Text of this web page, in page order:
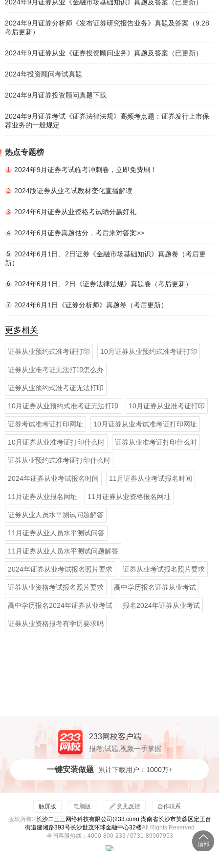
2024年9月证券从业《金融市场基础知识》真题及答案（已更新）
2024年9月证券分析师《发布证券研究报告业务》真题及答案（9.28
考后更新）
2024年9月证券从业《证券投资顾问业务》真题及答案（已更新）
2024年投资顾问考试真题
2024年9月证券投资顾问真题下载
2024年9月证券考试《证券法律法规》高频考点题：证券发行上市保
荐业务的一般规定
热点专题榜
1 2024年9月证券考试临考冲刺卷，立即免费刷！
2 2024版证券从业考试教材变化直播解读
3 2024年6月证券从业资格考试晒分赢好礼
4 2024年6月证券真题估分，考后来对答案>>
5
2024年6月1日、2日证券《金融市场基础知识》真题卷（考后更
新）
6 2024年6月1日、2日《证券法律法规》真题卷（考后更新）
7 2024年6月1日《证券分析师》真题卷（考后更新）
更多相关
证券从业预约式准考证打印 10月证券从业预约式准考证打印
证券从业准考证无法打印怎么办
证券从业预约式准考证无法打印
10月证券从业预约式准考证无法打印 10月证券从业准考证打印
证券考试准考证打印网址 10月证券从业考试准考证打印网址
10月证券从业准考证打印什么时 证券从业准考证打印什么时
证券从业预约式准考证打印什么时
2024年证券从业考试报名时间 11月证券从业考试报名时间
11月证券从业报名网址 11月证券从业资格报名网址
证券从业人员水平测试问题解答
11月证券从业人员水平测试问答
11月证券从业人员水平测试问题解答
2024年证券从业考试报名照片要求 证券从业考试报名照片要求
证券从业资格考试报名照片要求 高中学历报名证券从业考试
高中学历报名2024年证券从业考试 报名2024年证券从业考试
证券从业资格报考有学历要求吗
233网校客户端
报考,试题,视频一手掌握
一键安装做题 累计下载用户：1000万+
触屏版 电脑版 意见反馈
合作联系
版权所有©长沙二三三网络科技有限公司(233.com) 湖南省长沙市芙蓉区定王台
街道建湘路393号长沙世茂环球金融中心32楼All Rights Reserved
全国客服热线：4000-800-233 / 0731-89907953
顶部